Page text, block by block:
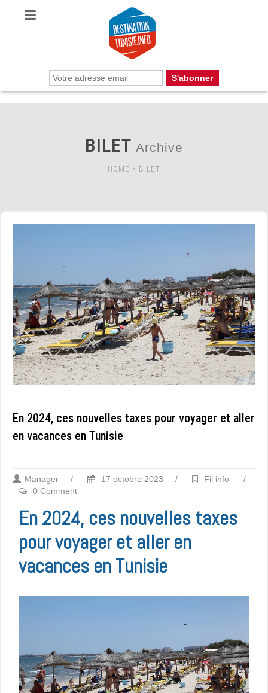
BILET Archive
HOME > BILET
En 2024, ces nouvelles taxes pour voyager et aller
en vacances en Tunisie
Manager / 17 octobre 2023 / Fil info
/
0 Comment
En 2024, ces nouvelles taxes
pour voyager et aller en
vacances en Tunisie